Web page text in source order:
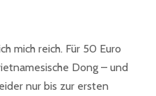
mich reich. Für 50 Euro
Dong – und
nur bis zur ersten